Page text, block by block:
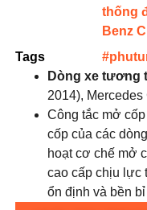
thống
Benz C
Tags
Dòng xe tương
2014),
Công tắc mở cốp
cốp của các
hoạt cơ chế mở
cao cấp chịu lực
ổn định và bền